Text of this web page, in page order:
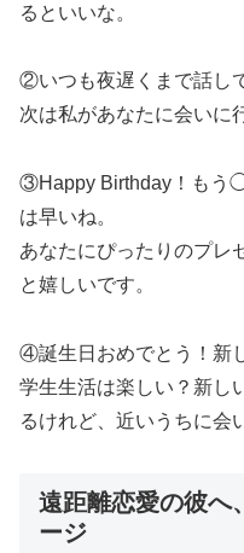
るといいな。
②いつも夜遅くまで話し
次は私があなたに会いに
③Happy Birthday！もう
は早いね。
あなたにぴったりのプレ
と嬉しいです。
④誕生日おめでとう！新
学生生活は楽しい？新し
るけれど、近いうちに会
遠距離恋愛の彼へ
ージ